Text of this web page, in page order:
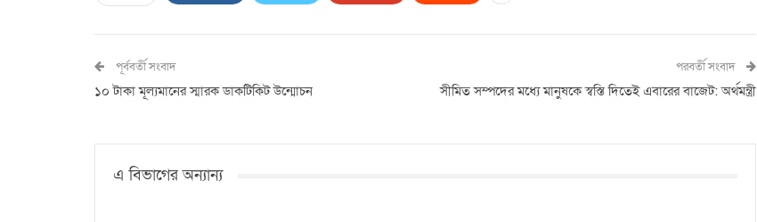
পূর্ববর্তী সংবাদ
১০ টাকা মূল্যমানের স্মারক ডাকটিকিট উন্মোচন
পরবর্তী সংবাদ
সীমিত সম্পদের মধ্যে মানুষকে স্বস্তি দিতেই এবারের বাজেট: অর্থমন্ত্রী
এ বিভাগের অন্যান্য